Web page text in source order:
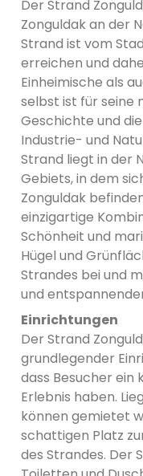
Der Strand
Zonguldak an der
Strand ist vom
erreichen und
Einheimische als
selbst ist für seine
Geschichte und
Industrie- und
Strand liegt in der
Gebiets, in dem
Zonguldak
einzigartige
Schönheit und
Hügel und
Strandes bei und
und
Einrichtungen
Der Strand
grundlegender
dass Besucher
Erlebnis haben.
können gemietet
schattigen Platz
des Strandes. Der